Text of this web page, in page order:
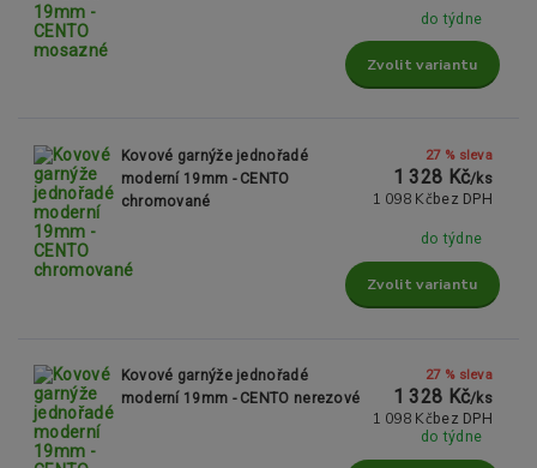
do týdne
Zvolit variantu
Kovové garnýže jednořadé
moderní 19mm - CENTO
chromované
27 % sleva
1 328 Kč/ks
1 098 Kč bez DPH
do týdne
Zvolit variantu
Kovové garnýže jednořadé
moderní 19mm - CENTO nerezové
27 % sleva
1 328 Kč/ks
1 098 Kč bez DPH
do týdne